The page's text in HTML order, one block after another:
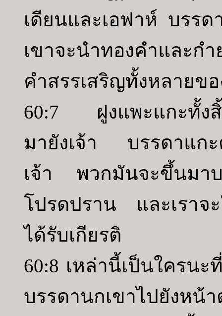
เดียนและเอฟาห์ บรร
เขาจะนำทองคำและก
คำสรรเสริญทั้งหลายขอ
60:7 ฝูงแพะแกะทั้งสิ้
มายังเจ้า บรรดาแกะ
เจ้า พวกมันจะขึ้นมาบ
โปรดปราน และเราจะ
ได้รับเกียรติ
60:8 เหล่านี้เป็นใครน
บรรดานกเขาไปยังหน้